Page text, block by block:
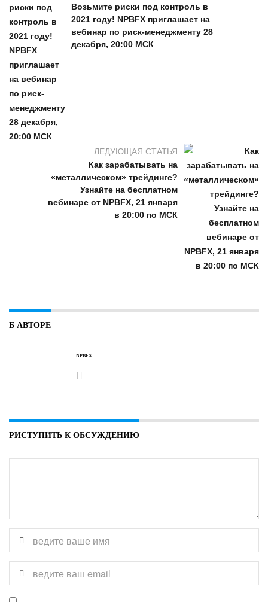
Возьмите риски под контроль в
2021 году! NPBFX приглашает на
вебинар по риск-менеджменту 28
декабря, 20:00 МСК
ЛЕДУЮЩАЯ СТАТЬЯ
Как зарабатывать на
«металлическом» трейдинге?
Узнайте на бесплатном
вебинаре от NPBFX, 21 января
в 20:00 по МСК
Б АВТОРЕ
NPBFX
РИСТУПИТЬ К ОБСУЖДЕНИЮ